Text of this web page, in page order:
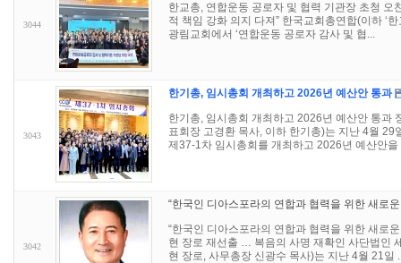
3044
한교총, 연합운동 공로자 및 협력 기관장 초청 오
적 책임 강화 의지 다져” 한국교회총연합(이하 ‘
광림교회에서 ‘연합운동 공로자 감사 및 협...
3043
한기총, 임시총회 개최하고 2026년 예산안 통과
한기총, 임시총회 개최하고 2026년 예산안 통과
표회장 고경환 목사, 이하 한기총)는 지난 4월
제37-1차 임시총회를 개최하고 2026년 예산안을
3042
“한국인 디아스포라의 연합과 협력을 위한 새로
“한국인 디아스포라의 연합과 협력을 위한 새로
현 장로 재선출 … 복음의 사명 재확인 사단법인
현 장로, 사무총장 신광수 목사)는 지난 4월 21일